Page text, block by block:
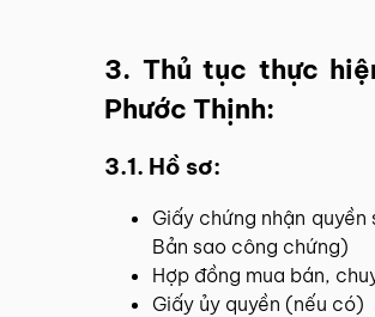
3. Thủ tục thực
Phước Thịnh:
3.1. Hồ sơ:
Giấy chứng nhận
Bản sao công chứng)
Hợp đồng mua bán,
Giấy ủy quyền (nếu có)